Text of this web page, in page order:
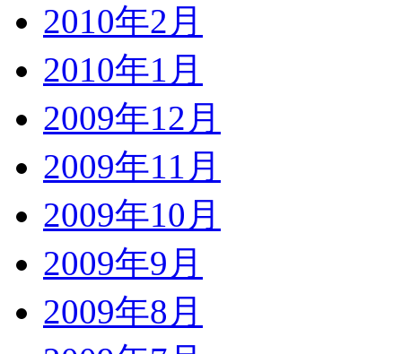
2010年2月
2010年1月
2009年12月
2009年11月
2009年10月
2009年9月
2009年8月